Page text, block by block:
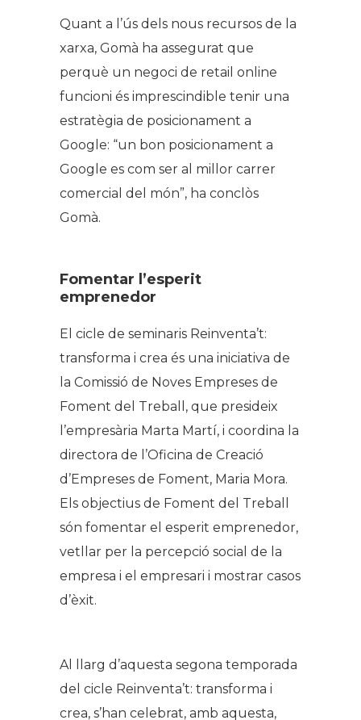
Quant a l’ús dels nous recursos de la
xarxa, Gomà ha assegurat que
perquè un negoci de retail online
funcioni és imprescindible tenir una
estratègia de posicionament a
Google: “un bon posicionament a
Google es com ser al millor carrer
comercial del món”, ha conclòs
Gomà.
Fomentar l’esperit
emprenedor
El cicle de seminaris Reinventa’t:
transforma i crea és una iniciativa de
la Comissió de Noves Empreses de
Foment del Treball, que presideix
l’empresària Marta Martí, i coordina la
directora de l’Oficina de Creació
d’Empreses de Foment, Maria Mora.
Els objectius de Foment del Treball
són fomentar el esperit emprenedor,
vetllar per la percepció social de la
empresa i el empresari i mostrar casos
d’èxit.
Al llarg d’aquesta segona temporada
del cicle Reinventa’t: transforma i
crea, s’han celebrat, amb aquesta,